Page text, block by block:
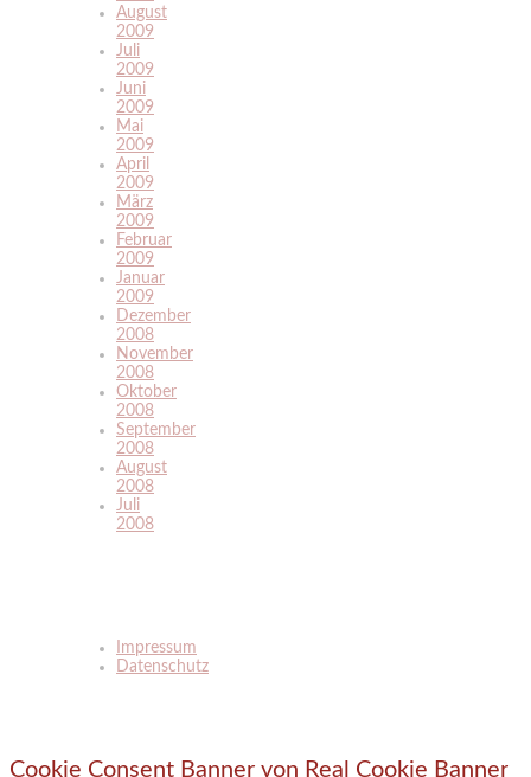
August
2009
Juli
2009
Juni
2009
Mai
2009
April
2009
März
2009
Februar
2009
Januar
2009
Dezember
2008
November
2008
Oktober
2008
September
2008
August
2008
Juli
2008
Impressum
Datenschutz
Cookie Consent Banner von Real Cookie Banner